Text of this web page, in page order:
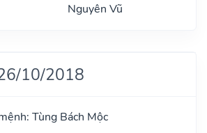
Nguyên Vũ
10/2018
Tùng Bách Mộc